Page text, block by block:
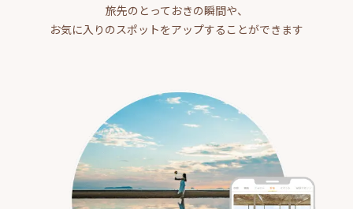
旅先のとっておきの瞬間や、
お気に入りのスポットをアップすることができます